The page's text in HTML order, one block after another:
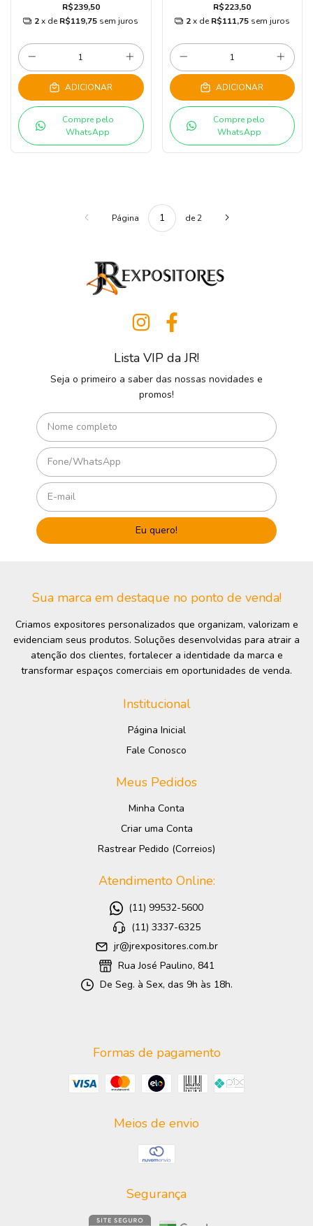
R$239,50
2 x de R$119,75 sem juros
ADICIONAR
Compre pelo
WhatsApp
R$223,50
2 x de R$111,75 sem juros
ADICIONAR
Compre pelo
WhatsApp
Página de 2
Lista VIP da JR!
Seja o primeiro a saber das nossas novidades e
promos!
Sua marca em destaque no ponto de venda!
Criamos expositores personalizados que organizam, valorizam e
evidenciam seus produtos. Soluções desenvolvidas para atrair a
atenção dos clientes, fortalecer a identidade da marca e
transformar espaços comerciais em oportunidades de venda.
Institucional
Página Inicial
Fale Conosco
Meus Pedidos
Minha Conta
Criar uma Conta
Rastrear Pedido (Correios)
Atendimento Online:
(11) 99532-5600
(11) 3337-6325
jr@jrexpositores.com.br
Rua José Paulino, 841
De Seg. à Sex, das 9h às 18h.
Formas de pagamento
Meios de envio
Segurança